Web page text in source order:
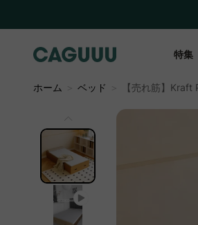
特集
ホーム
ベッド 【売れ筋】